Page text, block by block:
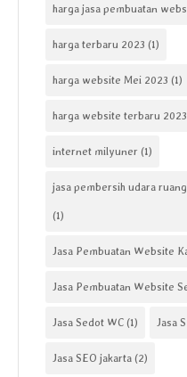
harga jasa pembuatan
harga terbaru 2023 (1)
harga website Mei 2023 (1)
harga website terbaru 2023
internet milyuner (1)
jasa pembersih udara
(1)
Jasa Pembuatan Website
Jasa Pembuatan Website
Jasa Sedot WC(1) Jasa
Jasa SEO jakarta(2)